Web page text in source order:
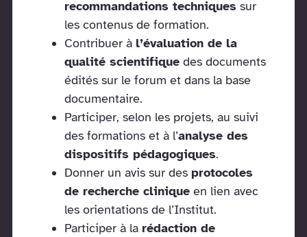
recommandations techniques sur
les contenus de formation.
Contribuer à l’évaluation de la
qualité scientifique des documents
édités sur le forum et dans la base
documentaire.
Participer, selon les projets, au suivi
des formations et à l’analyse des
dispositifs pédagogiques.
Donner un avis sur des protocoles
de recherche clinique en lien avec
les orientations de l’Institut.
Participer à la rédaction de